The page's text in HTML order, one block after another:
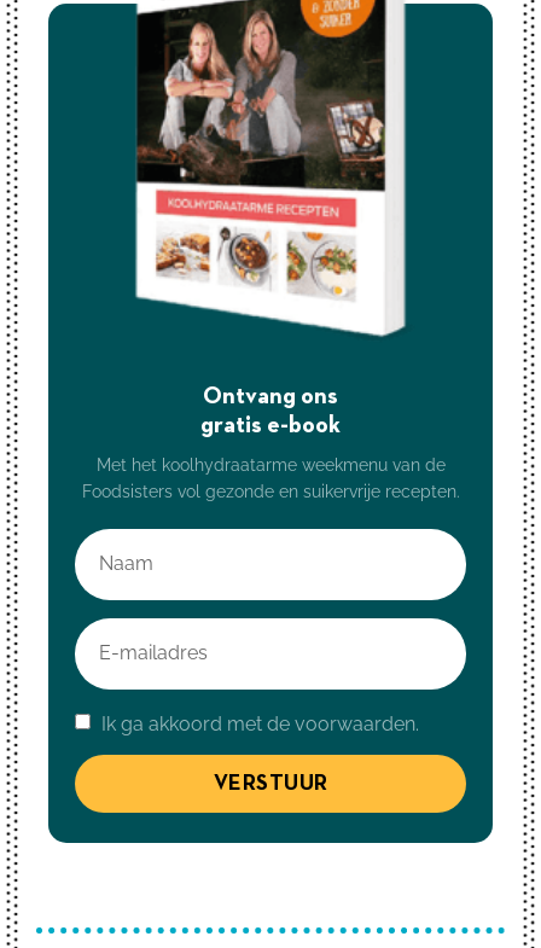
Ontvang ons
gratis e-book
Met het koolhydraatarme weekmenu van de
Foodsisters vol gezonde en suikervrije recepten.
Ik ga akkoord met de voorwaarden.
VERSTUUR